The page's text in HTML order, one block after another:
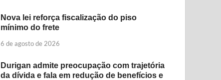
Nova lei reforça fiscalização do piso
mínimo do frete
6 de agosto de 2026
Durigan admite preocupação com trajetória
da dívida e fala em redução de benefícios e